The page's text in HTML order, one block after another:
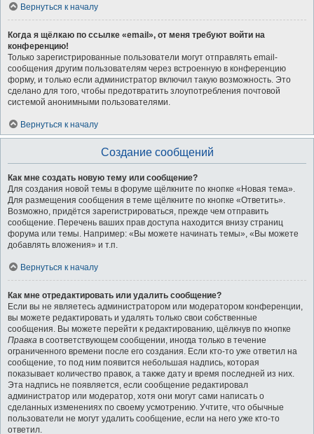
Вернуться к началу
Когда я щёлкаю по ссылке «email», от меня требуют войти на
конференцию!
Только зарегистрированные пользователи могут отправлять email-
сообщения другим пользователям через встроенную в конференцию
форму, и только если администратор включил такую возможность. Это
сделано для того, чтобы предотвратить злоупотребления почтовой
системой анонимными пользователями.
Вернуться к началу
Создание сообщений
Как мне создать новую тему или сообщение?
Для создания новой темы в форуме щёлкните по кнопке «Новая тема».
Для размещения сообщения в теме щёлкните по кнопке «Ответить».
Возможно, придётся зарегистрироваться, прежде чем отправить
сообщение. Перечень ваших прав доступа находится внизу страниц
форума или темы. Например: «Вы можете начинать темы», «Вы можете
добавлять вложения» и т.п.
Вернуться к началу
Как мне отредактировать или удалить сообщение?
Если вы не являетесь администратором или модератором конференции,
вы можете редактировать и удалять только свои собственные
сообщения. Вы можете перейти к редактированию, щёлкнув по кнопке
Правка в соответствующем сообщении, иногда только в течение
ограниченного времени после его создания. Если кто-то уже ответил на
сообщение, то под ним появится небольшая надпись, которая
показывает количество правок, а также дату и время последней из них.
Эта надпись не появляется, если сообщение редактировал
администратор или модератор, хотя они могут сами написать о
сделанных изменениях по своему усмотрению. Учтите, что обычные
пользователи не могут удалить сообщение, если на него уже кто-то
ответил.